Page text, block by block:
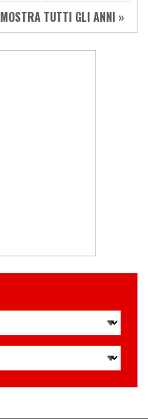
MOSTRA TUTTI GLI ANNI »